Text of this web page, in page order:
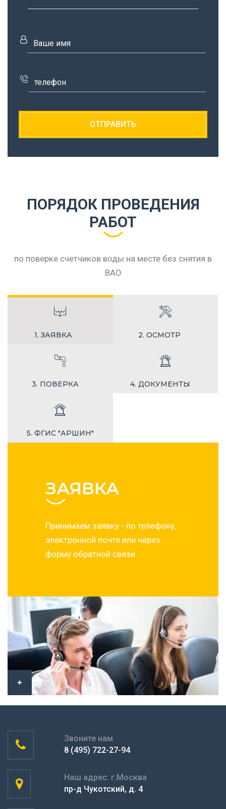
ПОРЯДОК ПРОВЕДЕНИЯ
РАБОТ
по поверке счетчиков воды на месте без снятия в
ВАО
1. ЗАЯВКА 2. ОСМОТР
3. ПОВЕРКА 4. ДОКУМЕНТЫ
5. ФГИС "АРШИН"
ЗАЯВКА
Принимаем заявку - по телефону,
электронной почте или через
форму обратной связи
Звоните нам
8 (495) 722-27-94
Наш адрес: г.Москва
пр-д Чукотский, д. 4